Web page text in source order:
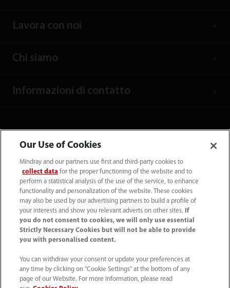
Lavora con noi
Chi siamo
Informazioni di contatto
39 02 5737 40 1
Condizioni d’uso｜ Site Map｜Cookie Policy｜
Our Use of Cookies
Mindray and our partners use first and third-party cookies to
collect data for the proper functioning of the website and to
perform a statistical analysis of the use of the service, to enhance
functionality and personalization of the website. These cookies
may also be used by our advertising partners to build a profile of
your interests and show you relevant adverts on other sites.
If
you do not consent to cookies, we will only use essential
Strictly Necessary Cookies but will not be able to provide
you with personalised content.
You can withdraw your consent or update your preferences at
any time by clicking on "Cookie Settings" at the bottom of any
page of our Website. For more information, please read